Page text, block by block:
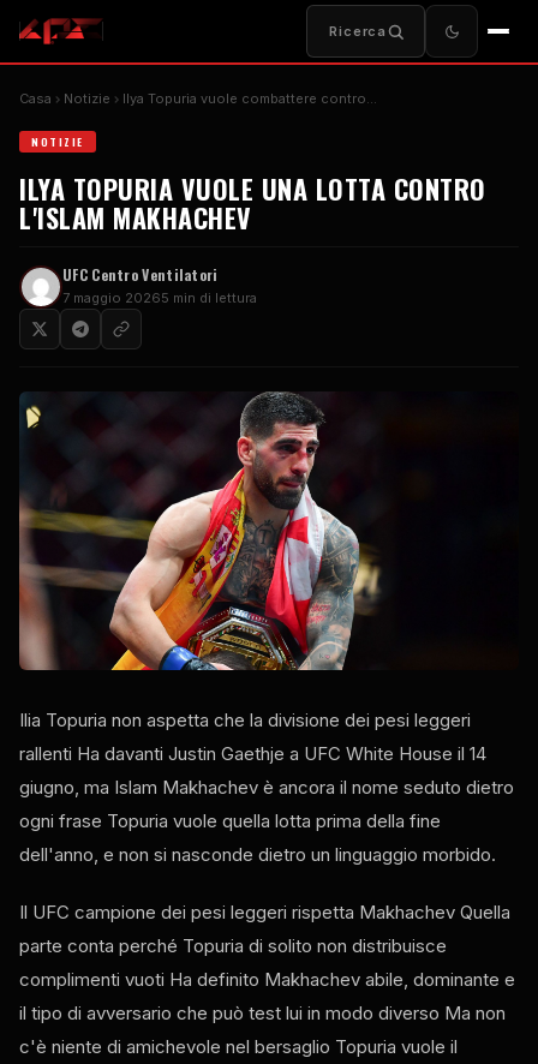
Ricerca
Casa Notizie Ilya Topuria vuole combattere contro...
NOTIZIE
ILYA TOPURIA VUOLE UNA LOTTA CONTRO
L'ISLAM MAKHACHEV
UFCCentro Ventilatori
7 maggio 20265 min di lettura
Ilia Topuria non aspetta che la divisione dei pesi leggeri
rallenti Ha davanti Justin Gaethje a UFC White House il 14
giugno, ma Islam Makhachev è ancora il nome seduto dietro
ogni frase Topuria vuole quella lotta prima della fine
dell'anno, e non si nasconde dietro un linguaggio morbido.
Il UFC campione dei pesi leggeri rispetta Makhachev Quella
parte conta perché Topuria di solito non distribuisce
complimenti vuoti Ha definito Makhachev abile, dominante e
il tipo di avversario che può test lui in modo diverso Ma non
c'è niente di amichevole nel bersaglio Topuria vuole il